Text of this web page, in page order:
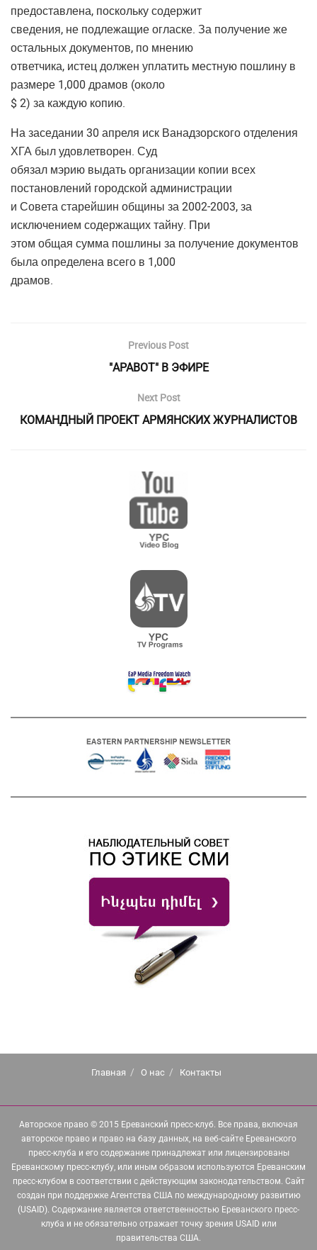
предоставлена, поскольку содержит
сведения, не подлежащие огласке. За получение же
остальных документов, по мнению
ответчика, истец должен уплатить местную пошлину в
размере 1,000 драмов (около
$ 2) за каждую копию.
На заседании 30 апреля иск Ванадзорского отделения
ХГА был удовлетворен. Суд
обязал мэрию выдать организации копии всех
постановлений городской администрации
и Совета старейшин общины за 2002-2003, за
исключением содержащих тайну. При
этом общая сумма пошлины за получение документов
была определена всего в 1,000
драмов.
Previous Post
"АРАВОТ" В ЭФИРЕ
Next Post
КОМАНДНЫЙ ПРОЕКТ АРМЯНСКИХ ЖУРНАЛИСТОВ
Главная О нас Контакты
Авторское право © 2015 Ереванский пресс-клуб. Все права, включая
авторское право и право на базу данных, на веб-сайте Ереванского
пресс-клуба и его содержание принадлежат или лицензированы
Ереванскому пресс-клубу, или иным образом используются Ереванским
пресс-клубом в соответствии с действующим законодательством. Сайт
создан при поддержке Агентства США по международному развитию
(USAID). Содержание является ответственностью Ереванского пресс-
клуба и не обязательно отражает точку зрения USAID или
правительства США.